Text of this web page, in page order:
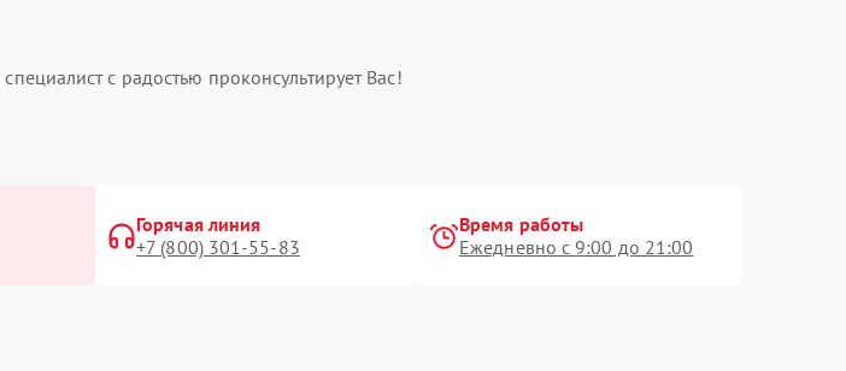
с радостью проконсультирует Вас!
Горячая линия
+7 (800) 301-55-83
Время работы
Ежедневно с 9:00 до 21:00